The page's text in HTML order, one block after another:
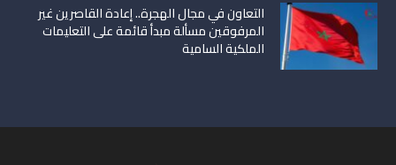
التعاون في مجال الهجرة.. إعادة القاصرين غير
المرفوقين مسألة مبدأ قائمة على التعليمات
الملكية السامية